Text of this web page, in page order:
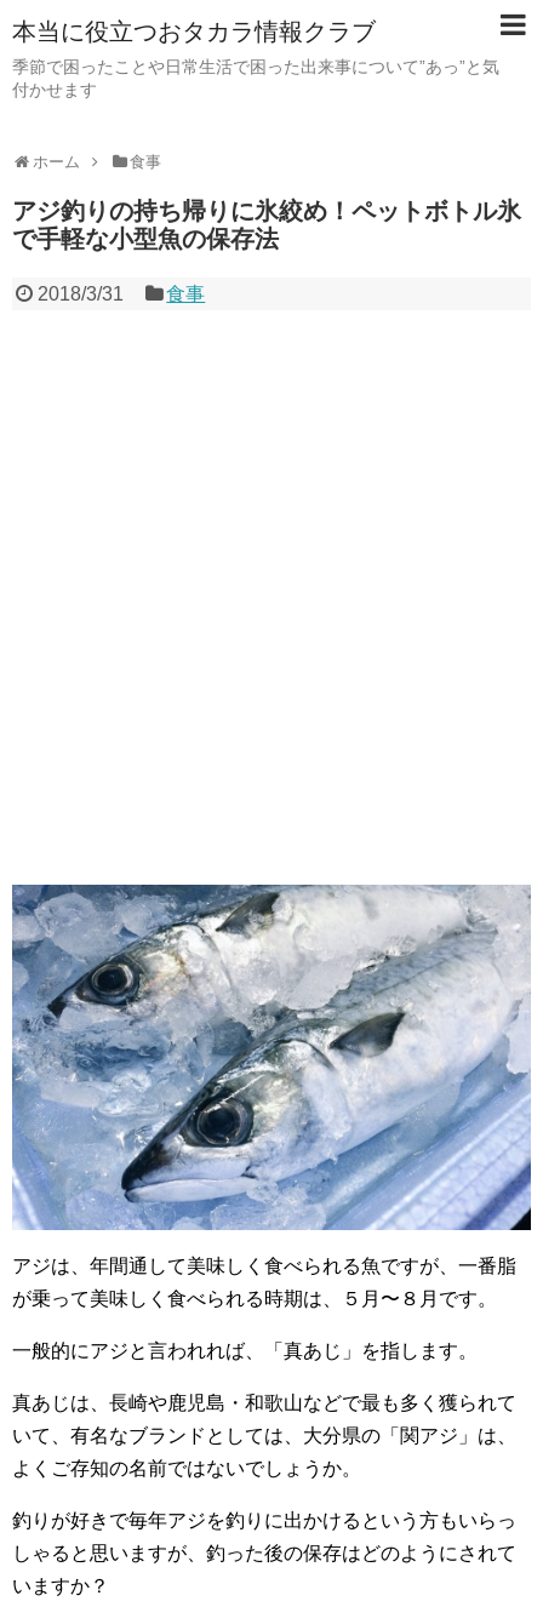
本当に役立つおタカラ情報クラブ
季節で困ったことや日常生活で困った出来事について”あっ”と気
付かせます
ホーム 食事
アジ釣りの持ち帰りに氷絞め！ペットボトル氷
で手軽な小型魚の保存法
2018/3/31 食事
アジは、年間通して美味しく食べられる魚ですが、一番脂
が乗って美味しく食べられる時期は、５月〜８月です。
一般的にアジと言われれば、「真あじ」を指します。
真あじは、長崎や鹿児島・和歌山などで最も多く獲られて
いて、有名なブランドとしては、大分県の「関アジ」は、
よくご存知の名前ではないでしょうか。
釣りが好きで毎年アジを釣りに出かけるという方もいらっ
しゃると思いますが、釣った後の保存はどのようにされて
いますか？